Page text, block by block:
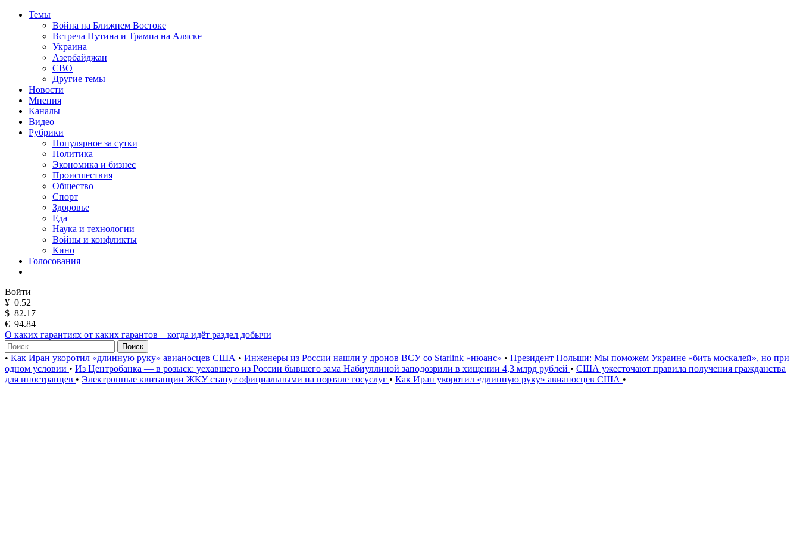
Темы
Война на Ближнем Востоке
Встреча Путина и Трампа на Аляске
Украина
Азербайджан
СВО
Другие темы
Новости
Мнения
Каналы
Видео
Рубрики
Популярное за сутки
Политика
Экономика и бизнес
Происшествия
Общество
Спорт
Здоровье
Еда
Наука и технологии
Войны и конфликты
Кино
Голосования
Войти
¥ 0.52
$ 82.17
€ 94.84
О каких гарантиях от каких гарантов – когда идёт раздел добычи
Поиск
• Как Иран укоротил «длинную руку» авианосцев США • Инженеры из России нашли у дронов ВСУ со Starlink «нюанс» • Президент Польши: Мы поможем Украине «бить москалей», но при
одном условии • Из Центробанка — в розыск: уехавшего из России бывшего зама Набиуллиной заподозрили в хищении 4,3 млрд рублей • США ужесточают правила получения гражданства
для иностранцев • Электронные квитанции ЖКУ станут официальными на портале госуслуг • Как Иран укоротил «длинную руку» авианосцев США •